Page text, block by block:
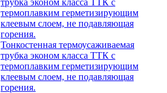
Тонкостенная термоусаживаемая
трубка эконом класса ТТК с
термоплавким герметизирующим
клеевым слоем, не подавляющая
горения.